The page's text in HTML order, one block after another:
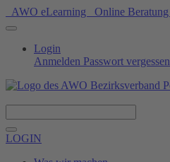
AWO eLearning Online Beratung
Login
Anmelden Passwort vergessen
LOGIN